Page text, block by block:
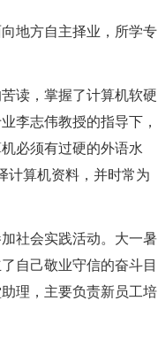
地方自主择业，所学专
读，掌握了计算机软硬
李志伟教授的指导下，
必须有过硬的外语水
计算机资料，并时常为
社会实践活动。大一暑
自己敬业守信的奋斗目
理，主要负责新员工培